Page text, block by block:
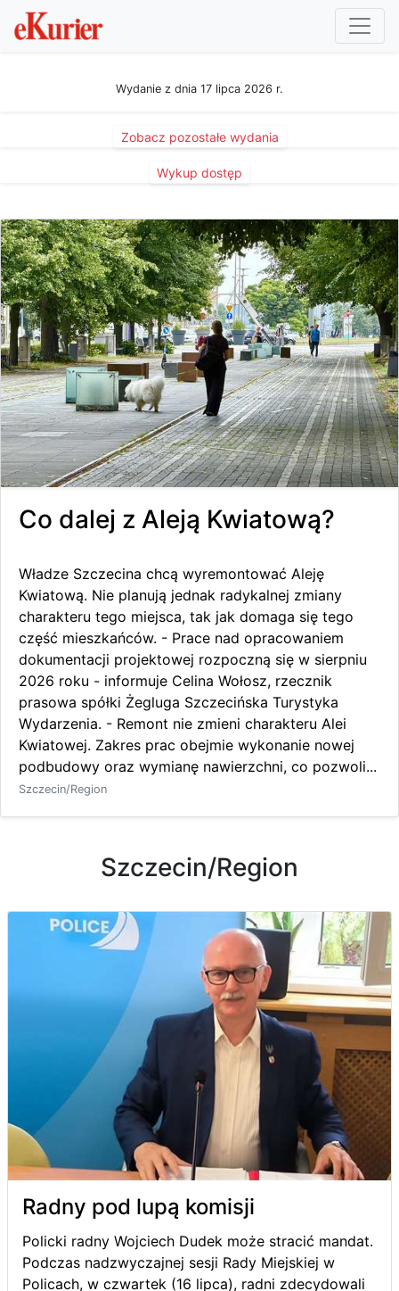
Wydanie z dnia 17 lipca 2026 r.
Zobacz pozostałe wydania
Wykup dostęp
Co dalej z Aleją Kwiatową?
Władze Szczecina chcą wyremontować Aleję
Kwiatową. Nie planują jednak radykalnej zmiany
charakteru tego miejsca, tak jak domaga się tego
część mieszkańców. - Prace nad opracowaniem
dokumentacji projektowej rozpoczną się w sierpniu
2026 roku - informuje Celina Wołosz, rzecznik
prasowa spółki Żegluga Szczecińska Turystyka
Wydarzenia. - Remont nie zmieni charakteru Alei
Kwiatowej. Zakres prac obejmie wykonanie nowej
podbudowy oraz wymianę nawierzchni, co pozwoli...
Szczecin/Region
Szczecin/Region
Radny pod lupą komisji
Policki radny Wojciech Dudek może stracić mandat.
Podczas nadzwyczajnej sesji Rady Miejskiej w
Policach, w czwartek (16 lipca), radni zdecydowali